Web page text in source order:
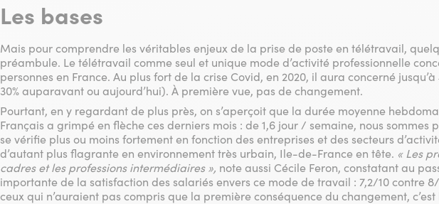
Les bases
Mais pour comprendre les véritables enjeux de la prise de poste en télétravail,
préambule. Le télétravail comme seul et unique mode d’activité professionnelle
personnes en France. Au plus fort de la crise Covid, en 2020, il aura concerné jusqu’à
30% auparavant ou aujourd’hui). À première vue, pas de changement.
Pourtant, en y regardant de plus près, on s’aperçoit que la durée moyenne
Français a grimpé en flèche ces derniers mois : de 1,6 jour / semaine, nous sommes
se vérifie plus ou moins fortement en fonction des entreprises et des secteurs
d’autant plus flagrante en environnement très urbain, Ile-de-France en tête. « Les
cadres et les professions intermédiaires », note aussi Cécile Feron, constatant au
importante de la satisfaction des salariés envers ce mode de travail : 7,2/10 contre
ceux qui n’auraient pas compris que la première conséquence du changement, c’est